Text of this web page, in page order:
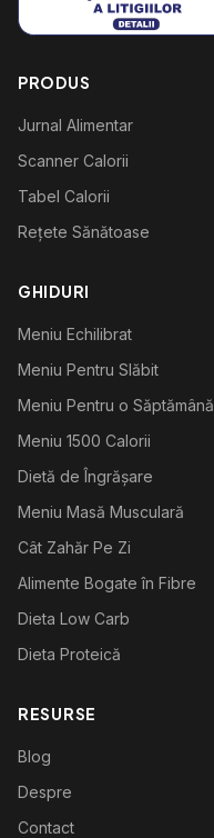
PRODUS
Jurnal Alimentar
Scanner Calorii
Tabel Calorii
Rețete Sănătoase
GHIDURI
Meniu Echilibrat
Meniu Pentru Slăbit
Meniu Pentru o Săptămână
Meniu 1500 Calorii
Dietă de Îngrășare
Meniu Masă Musculară
Cât Zahăr Pe Zi
Alimente Bogate în Fibre
Dieta Low Carb
Dieta Proteică
RESURSE
Blog
Despre
Contact